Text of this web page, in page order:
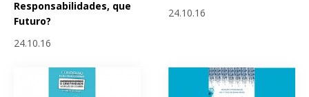
Responsabilidades, que
Futuro?
24.10.16
24.10.16